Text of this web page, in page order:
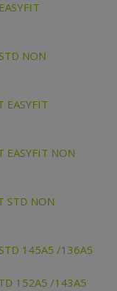
NON
EASYFIT
EASYFIT NON
STD NON
145A5 /136A5
152A5 /143A5